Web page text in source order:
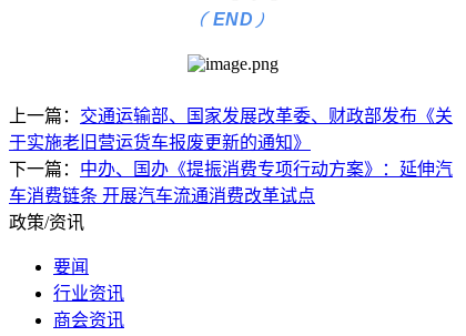
(END )
上一篇： 交通运输部、国家发展改革委、财政部发布《关
于实施老旧营运货车报废更新的通知》
下一篇： 中办、国办《提振消费专项行动方案》：延伸汽
车消费链条 开展汽车流通消费改革试点
政策/资讯
要闻
行业资讯
商会资讯